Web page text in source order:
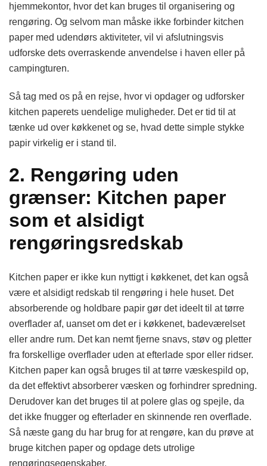
hjemmekontor, hvor det kan bruges til organisering og
rengøring. Og selvom man måske ikke forbinder kitchen
paper med udendørs aktiviteter, vil vi afslutningsvis
udforske dets overraskende anvendelse i haven eller på
campingturen.
Så tag med os på en rejse, hvor vi opdager og udforsker
kitchen paperets uendelige muligheder. Det er tid til at
tænke ud over køkkenet og se, hvad dette simple stykke
papir virkelig er i stand til.
2. Rengøring uden
grænser: Kitchen paper
som et alsidigt
rengøringsredskab
Kitchen paper er ikke kun nyttigt i køkkenet, det kan også
være et alsidigt redskab til rengøring i hele huset. Det
absorberende og holdbare papir gør det ideelt til at tørre
overflader af, uanset om det er i køkkenet, badeværelset
eller andre rum. Det kan nemt fjerne snavs, støv og pletter
fra forskellige overflader uden at efterlade spor eller ridser.
Kitchen paper kan også bruges til at tørre væskespild op,
da det effektivt absorberer væsken og forhindrer spredning.
Derudover kan det bruges til at polere glas og spejle, da
det ikke fnugger og efterlader en skinnende ren overflade.
Så næste gang du har brug for at rengøre, kan du prøve at
bruge kitchen paper og opdage dets utrolige
rengøringsegenskaber.